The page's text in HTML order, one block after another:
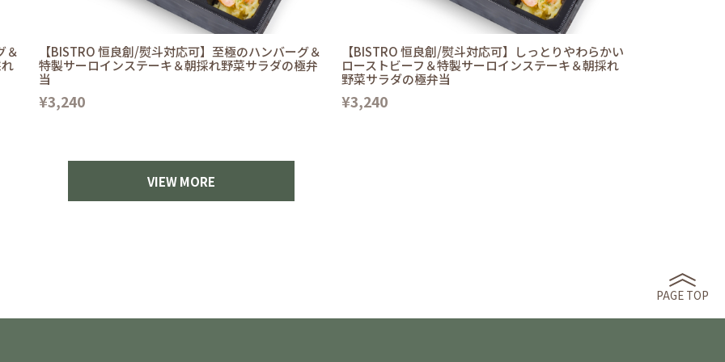
＆
【BISTRO 恒良創/熨斗対応可】至極のハンバーグ＆
特製サーロインステーキ＆朝採れ野菜サラダの極弁
当
¥3,240
【BISTRO 恒良創/熨斗対応可】しっとりやわらかい
ローストビーフ＆特製サーロインステーキ＆朝採れ
野菜サラダの極弁当
¥3,240
VIEW MORE
PAGE TOP